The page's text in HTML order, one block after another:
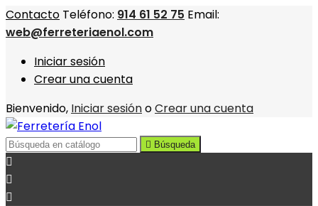
Contacto Teléfono: 914 61 52 75 Email:
web@ferreteriaenol.com
Iniciar sesión
Crear una cuenta
Bienvenido, Iniciar sesiónoCrear una cuenta
 Búsqueda


